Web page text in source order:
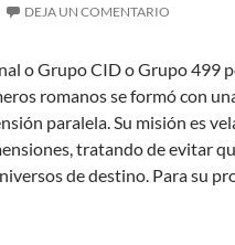
DEJA UN COMENTARIO
o Grupo CID o Grupo 499
romanos se formó con
paralela. Su misión es
tratando de evitar
de destino. Para su